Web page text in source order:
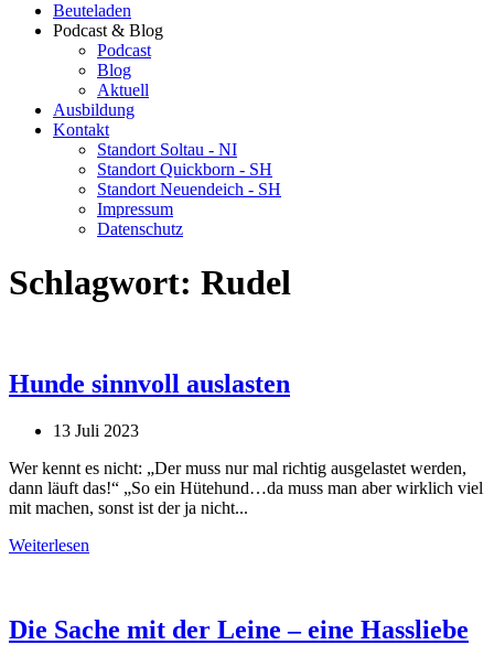
Beuteladen
Podcast & Blog
Podcast
Blog
Aktuell
Ausbildung
Kontakt
Standort Soltau - NI
Standort Quickborn - SH
Standort Neuendeich - SH
Impressum
Datenschutz
Schlagwort: Rudel
Hunde sinnvoll auslasten
13 Juli 2023
Wer kennt es nicht: „Der muss nur mal richtig ausgelastet werden,
dann läuft das!“ „So ein Hütehund…da muss man aber wirklich viel
mit machen, sonst ist der ja nicht...
Weiterlesen
Die Sache mit der Leine – eine Hassliebe